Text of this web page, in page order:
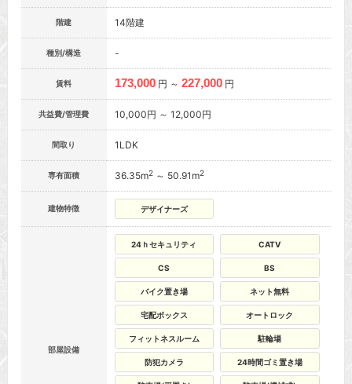
階建 14階建
種別/構造 -
賃料 173,000 円 ～ 227,000 円
共益費/管理費 10,000円 ～ 12,000円
間取り 1LDK
専有面積 36.35m2～ 50.91m2
建物特徴 デザイナーズ
部屋設備
24ｈセキュリティ CATV
CS BS
バイク置き場 ネット無料
宅配ボックス オートロック
フィットネスルーム 駐輪場
防犯カメラ 24時間ゴミ置き場